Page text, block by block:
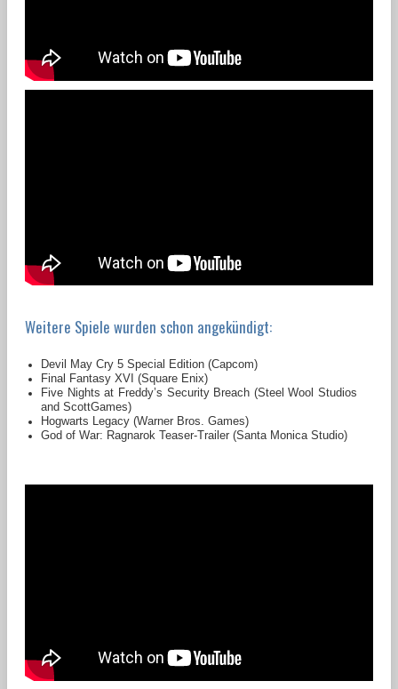
Weitere Spiele wurden schon angekündigt:
Devil May Cry 5 Special Edition (Capcom)
Final Fantasy XVI (Square Enix)
Five Nights at Freddy’s Security Breach (Steel Wool Studios
and ScottGames)
Hogwarts Legacy (Warner Bros. Games)
God of War: Ragnarok Teaser-Trailer (Santa Monica Studio)